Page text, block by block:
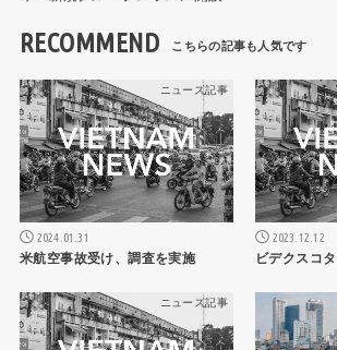
RECOMMEND
ニュース記事
2024.01.31
米航空事故受け、調査を実施
2023.12.12
ビデクスコ
ニュース記事